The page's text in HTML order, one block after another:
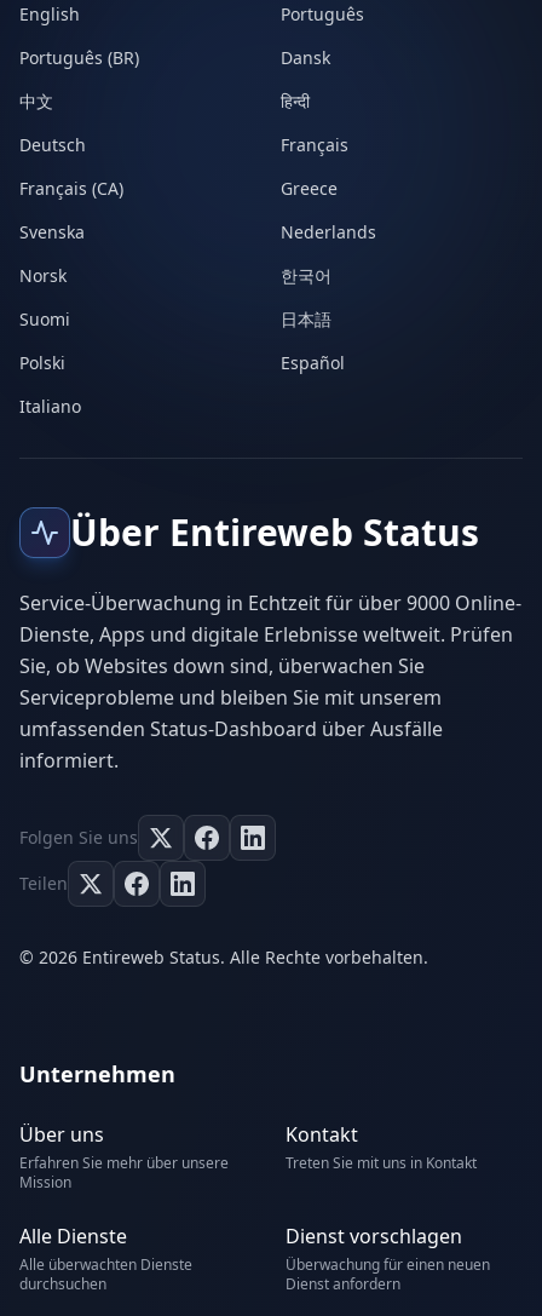
English
Português
Português (BR)
Dansk
中文
हिन्दी
Deutsch
Français
Français (CA)
Greece
Svenska
Nederlands
Norsk
한국어
Suomi
日本語
Polski
Español
Italiano
Über Entireweb Status
Service-Überwachung in Echtzeit für über 9000 Online-
Dienste, Apps und digitale Erlebnisse weltweit. Prüfen
Sie, ob Websites down sind, überwachen Sie
Serviceprobleme und bleiben Sie mit unserem
umfassenden Status-Dashboard über Ausfälle
informiert.
Folgen Sie uns
Teilen
© 2026 Entireweb Status. Alle Rechte vorbehalten.
Unternehmen
Über uns
Erfahren Sie mehr über unsere
Mission
Kontakt
Treten Sie mit uns in Kontakt
Alle Dienste
Alle überwachten Dienste
durchsuchen
Dienst vorschlagen
Überwachung für einen neuen
Dienst anfordern